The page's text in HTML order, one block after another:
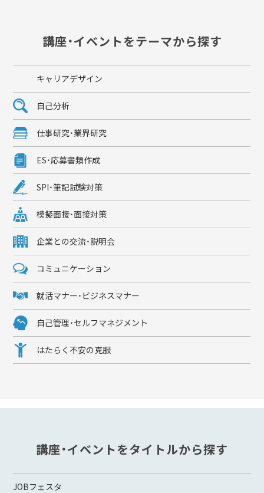
講座・イベントをテーマから探す
キャリアデザイン
自己分析
仕事研究・業界研究
ES・応募書類作成
SPI・筆記試験対策
模擬面接・面接対策
企業との交流・説明会
コミュニケーション
就活マナー・ビジネスマナー
自己管理・セルフマネジメント
はたらく不安の克服
講座・イベントをタイトルから探す
JOBフェスタ